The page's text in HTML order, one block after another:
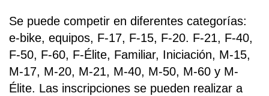
Se puede competir en diferentes categorías:
e-bike, equipos, F-17, F-15, F-20. F-21, F-40,
F-50, F-60, F-Élite, Familiar, Iniciación, M-15,
M-17, M-20, M-21, M-40, M-50, M-60 y M-
Élite. Las inscripciones se pueden realizar a